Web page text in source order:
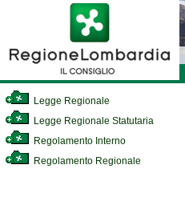
Legge Regionale
Legge Regionale Statutaria
Regolamento Interno
Regolamento Regionale